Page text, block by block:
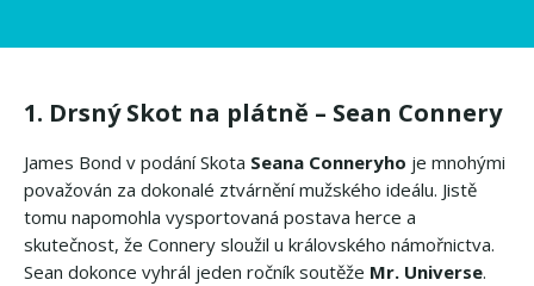
1. Drsný Skot na plátně – Sean Connery
James Bond v podání Skota Seana Conneryho je mnohými
považován za dokonalé ztvárnění mužského ideálu. Jistě
tomu napomohla vysportovaná postava herce a
skutečnost, že Connery sloužil u královského námořnictva.
Sean dokonce vyhrál jeden ročník soutěže Mr. Universe.